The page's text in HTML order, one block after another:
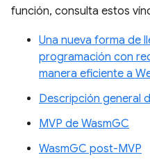
función, consulta estos
Una nueva forma de
programación con
manera eficiente a
Descripción general
MVP de WasmGC
WasmGC post-MVP